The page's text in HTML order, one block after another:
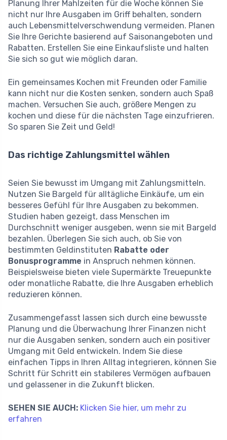
Planung Ihrer Mahlzeiten für die Woche können Sie
nicht nur Ihre Ausgaben im Griff behalten, sondern
auch Lebensmittelverschwendung vermeiden. Planen
Sie Ihre Gerichte basierend auf Saisonangeboten und
Rabatten. Erstellen Sie eine Einkaufsliste und halten
Sie sich so gut wie möglich daran.
Ein gemeinsames Kochen mit Freunden oder Familie
kann nicht nur die Kosten senken, sondern auch Spaß
machen. Versuchen Sie auch, größere Mengen zu
kochen und diese für die nächsten Tage einzufrieren.
So sparen Sie Zeit und Geld!
Das richtige Zahlungsmittel wählen
Seien Sie bewusst im Umgang mit Zahlungsmitteln.
Nutzen Sie Bargeld für alltägliche Einkäufe, um ein
besseres Gefühl für Ihre Ausgaben zu bekommen.
Studien haben gezeigt, dass Menschen im
Durchschnitt weniger ausgeben, wenn sie mit Bargeld
bezahlen. Überlegen Sie sich auch, ob Sie von
bestimmten Geldinstituten Rabatte oder
Bonusprogramme in Anspruch nehmen können.
Beispielsweise bieten viele Supermärkte Treuepunkte
oder monatliche Rabatte, die Ihre Ausgaben erheblich
reduzieren können.
Zusammengefasst lassen sich durch eine bewusste
Planung und die Überwachung Ihrer Finanzen nicht
nur die Ausgaben senken, sondern auch ein positiver
Umgang mit Geld entwickeln. Indem Sie diese
einfachen Tipps in Ihren Alltag integrieren, können Sie
Schritt für Schritt ein stabileres Vermögen aufbauen
und gelassener in die Zukunft blicken.
SEHEN SIE AUCH: Klicken Sie hier, um mehr zu
erfahren